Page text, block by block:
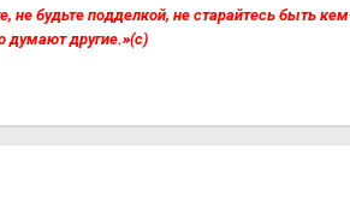
не будьте подделкой, не старайтесь быть
думают другие.»(с)